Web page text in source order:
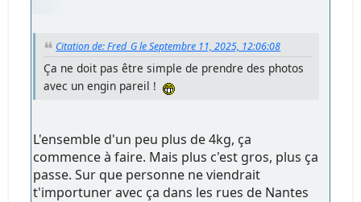
Citation de: Fred_G le Septembre 11, 2025, 12:06:08
Ça ne doit pas être simple de prendre des photos
avec un engin pareil !
L'ensemble d'un peu plus de 4kg, ça
commence à faire. Mais plus c'est gros, plus ça
passe. Sur que personne ne viendrait
t'importuner avec ça dans les rues de Nantes